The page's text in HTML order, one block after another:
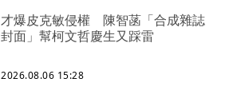
才爆皮克敏侵權 陳智菡「合成雜誌
封面」幫柯文哲慶生又踩雷
2026.08.06 15:28